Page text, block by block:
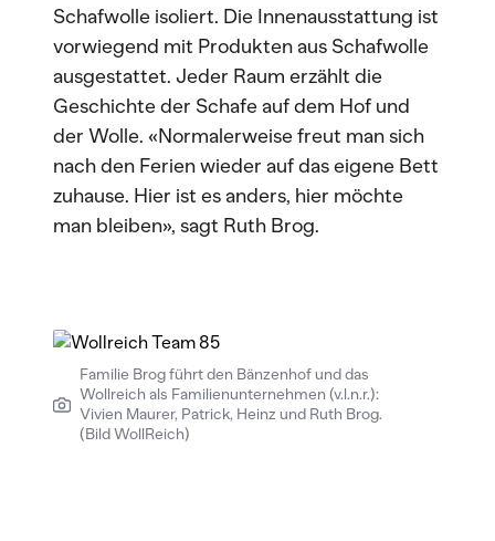
Schafwolle isoliert. Die Innenausstattung ist
vorwiegend mit Produkten aus Schafwolle
ausgestattet. Jeder Raum erzählt die
Geschichte der Schafe auf dem Hof und
der Wolle. «Normalerweise freut man sich
nach den Ferien wieder auf das eigene Bett
zuhause. Hier ist es anders, hier möchte
man bleiben», sagt Ruth Brog.
Familie Brog führt den Bänzenhof und das
Wollreich als Familienunternehmen (v.l.n.r.):
Vivien Maurer, Patrick, Heinz und Ruth Brog.
(Bild WollReich)